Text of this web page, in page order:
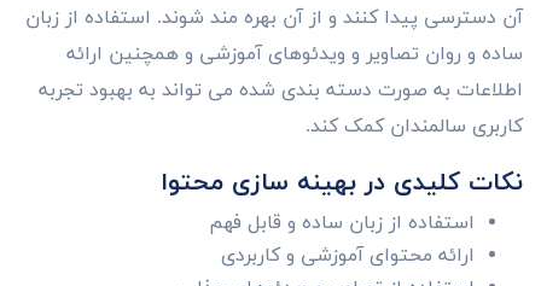
آن دسترسی پیدا کنند و از آن بهره مند شوند. استفاده از زبان
ساده و روان تصاویر و ویدئوهای آموزشی و همچنین ارائه
اطلاعات به صورت دسته بندی شده می تواند به بهبود تجربه
کاربری سالمندان کمک کند.
نکات کلیدی در بهینه سازی محتوا
استفاده از زبان ساده و قابل فهم
ارائه محتوای آموزشی و کاربردی